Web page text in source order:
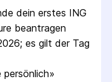
dein erstes ING
beantragen
es gilt der Tag
persönlich»